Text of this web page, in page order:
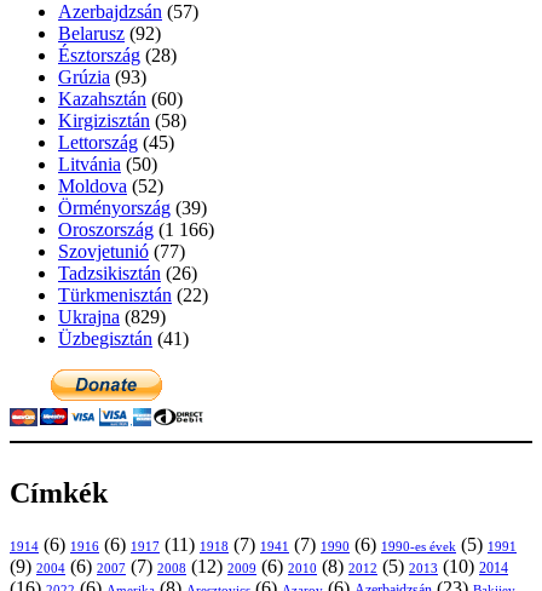
Azerbajdzsán (57)
Belarusz (92)
Észtország (28)
Grúzia (93)
Kazahsztán (60)
Kirgizisztán (58)
Lettország (45)
Litvánia (50)
Moldova (52)
Örményország (39)
Oroszország (1 166)
Szovjetunió (77)
Tadzsikisztán (26)
Türkmenisztán (22)
Ukrajna (829)
Üzbegisztán (41)
Címkék
1914 (6) 1916 (6) 1917 (11) 1918 (7) 1941 (7) 1990 (6) 1990-es évek (5) 1991
(9) 2004 (6) 2007 (7) 2008 (12) 2009 (6) 2010 (8) 2012 (5) 2013 (10) 2014